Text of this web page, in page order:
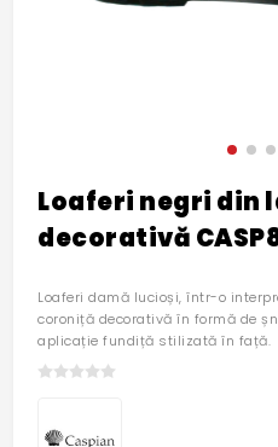
Loaferi negri din
decorativă
Loaferi damă lucioși, într-o
coroniță decorativă în formă de
aplicație fundiță stilizată în față.